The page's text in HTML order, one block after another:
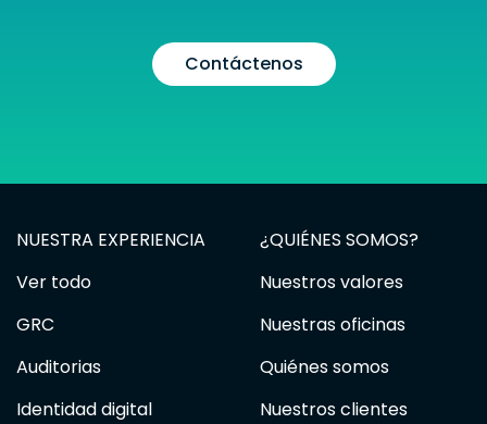
Contáctenos
NUESTRA EXPERIENCIA
Ver todo
GRC
Auditorias
Identidad digital
¿QUIÉNES SOMOS?
Nuestros valores
Nuestras oficinas
Quiénes somos
Nuestros clientes